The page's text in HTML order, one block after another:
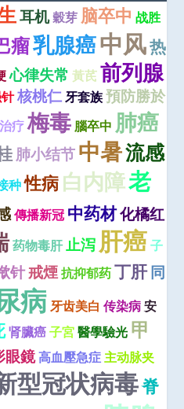
耳机穀芽 脑卒中 战胜
瘤乳腺癌中风热
心律失常 黃芪 前列腺
核桃仁 牙套族預防勝於
疗 梅毒 腦卒中 肺癌
肺小结节中暑流感
种 性病白内障老
傳播新冠 中药材化橘红
药物毒肝止泻肝癌 子
针戒煙抗抑郁药 丁肝同
病 牙齿美白 传染病 安
肾臟癌 子宮 醫學驗光 甲
眼鏡高血壓急症 主动脉夹
型冠状病毒脊